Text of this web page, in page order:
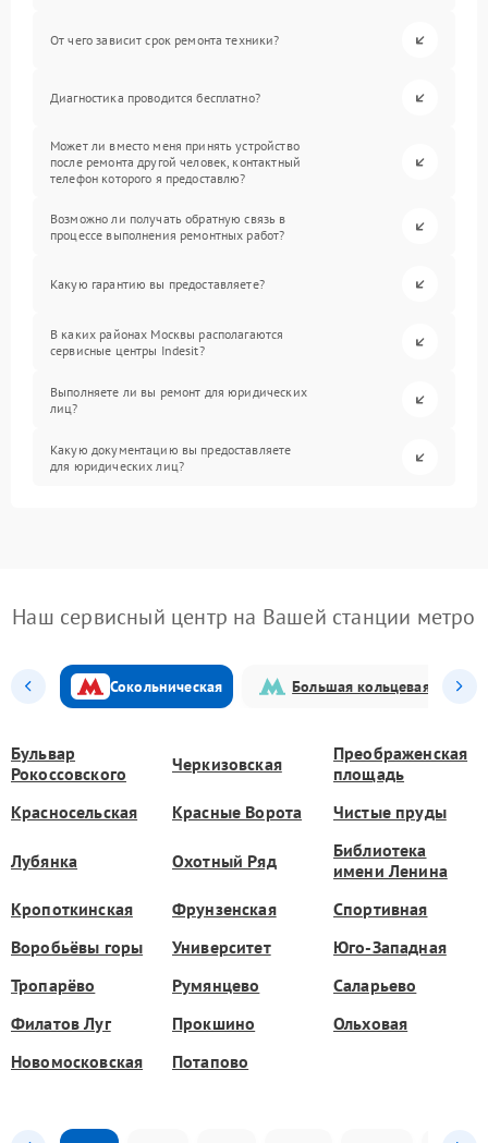
От чего зависит срок ремонта техники?
Диагностика проводится бесплатно?
Может ли вместо меня принять устройство
после ремонта другой человек, контактный
телефон которого я предоставлю?
Возможно ли получать обратную связь в
процессе выполнения ремонтных работ?
Какую гарантию вы предоставляете?
В каких районах Москвы располагаются
сервисные центры Indesit?
Выполняете ли вы ремонт для юридических
лиц?
Какую документацию вы предоставляете
для юридических лиц?
Наш сервисный центр на Вашей станции метро
Сокольническая Большая кольцевая
Бульвар
Рокоссовского
Черкизовская
Преображенская
площадь
Красносельская
Красные Ворота Чистые пруды
Лубянка Охотный Ряд
Библиотека
имени Ленина
Кропоткинская
Фрунзенская
Спортивная
Воробьёвы горы
Университет
Юго-Западная
Тропарёво
Румянцево
Саларьево
Филатов Луг
Прокшино
Ольховая
Новомосковская
Потапово